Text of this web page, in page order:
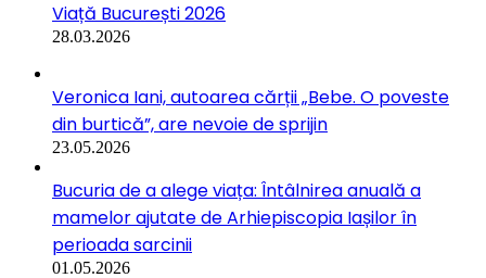
Viață București 2026
28.03.2026
Veronica Iani, autoarea cărții „Bebe. O poveste
din burtică”, are nevoie de sprijin
23.05.2026
Bucuria de a alege viața: Întâlnirea anuală a
mamelor ajutate de Arhiepiscopia Iașilor în
perioada sarcinii
01.05.2026